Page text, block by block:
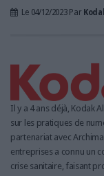
NOS OFFRES
Le 04/12/2023 Par
Il y a 4 ans déjà, Kodak
sur les pratiques de
partenariat avec
entreprises a connu un
crise sanitaire, faisant